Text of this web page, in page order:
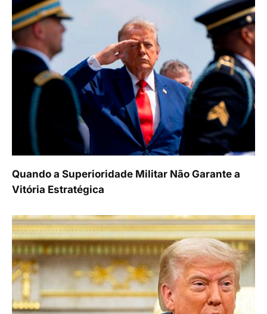
Quando a Superioridade Militar Não Garante a
Vitória Estratégica